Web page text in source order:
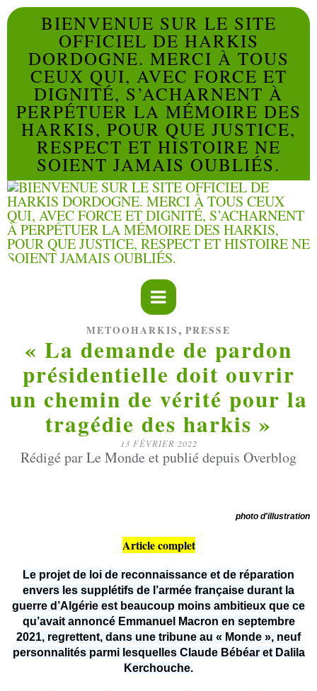
BIENVENUE SUR LE SITE
OFFICIEL DE HARKIS
DORDOGNE. MERCI À TOUS
CEUX QUI, AVEC FORCE ET
DIGNITÉ, S’ACHARNENT À
PERPÉTUER LA MÉMOIRE DES
HARKIS, POUR QUE JUSTICE,
RESPECT ET HISTOIRE NE
SOIENT JAMAIS OUBLIÉS.
METOOHARKIS , PRESSE
« La demande de pardon
présidentielle doit ouvrir
un chemin de vérité pour la
tragédie des harkis »
13 FÉVRIER 2022
Rédigé par Le Monde et publié depuis Overblog
photo d'illustration
Article complet
Le projet de loi de reconnaissance et de réparation
envers les supplétifs de l’armée française durant la
guerre d’Algérie est beaucoup moins ambitieux que ce
qu’avait annoncé Emmanuel Macron en septembre
2021, regrettent, dans une tribune au « Monde », neuf
personnalités parmi lesquelles Claude Bébéar et Dalila
Kerchouche.